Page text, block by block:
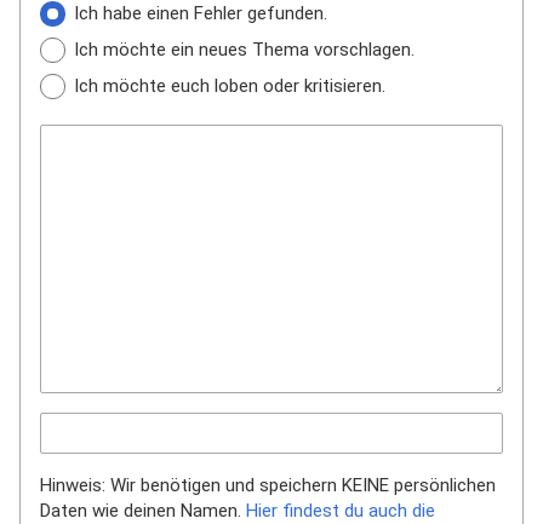
Ich habe einen Fehler gefunden.
Ich möchte ein neues Thema vorschlagen.
Ich möchte euch loben oder kritisieren.
Hinweis: Wir benötigen und speichern KEINE persönlichen
Daten wie deinen Namen. Hier findest du auch die